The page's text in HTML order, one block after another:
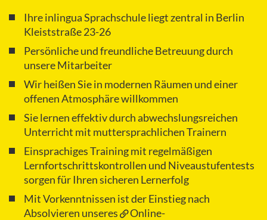
Ihre inlingua Sprachschule liegt zentral in Berlin
Kleiststraße 23-26
Persönliche und freundliche Betreuung durch
unsere Mitarbeiter
Wir heißen Sie in modernen Räumen und einer
offenen Atmosphäre willkommen
Sie lernen effektiv durch abwechslungsreichen
Unterricht mit muttersprachlichen Trainern
Einsprachiges Training mit regelmäßigen
Lernfortschrittskontrollen und Niveaustufentests
sorgen für Ihren sicheren Lernerfolg
Mit Vorkenntnissen ist der Einstieg nach
Absolvieren unseres
Online-